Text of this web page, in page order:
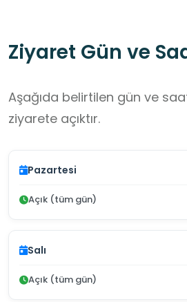
Ziyaret Gün ve
Aşağıda belirtilen gün ve
ziyarete açıktır.
Pazartesi
Açık (tüm gün)
Salı
Açık (tüm gün)